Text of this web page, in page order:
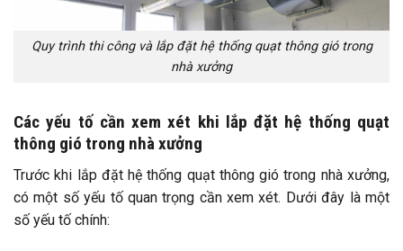
Quy trình thi công và lắp đặt hệ thống quạt thông gió trong
nhà xưởng
Các yếu tố cần xem xét khi lắp đặt hệ thống quạt
thông gió trong nhà xưởng
Trước khi lắp đặt hệ thống quạt thông gió trong nhà xưởng,
có một số yếu tố quan trọng cần xem xét. Dưới đây là một
số yếu tố chính: